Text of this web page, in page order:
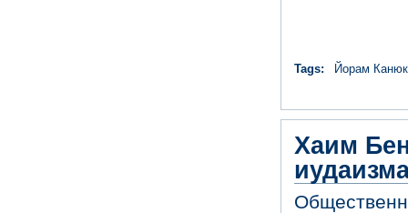
Tags: Йорам Канюк
Хаим